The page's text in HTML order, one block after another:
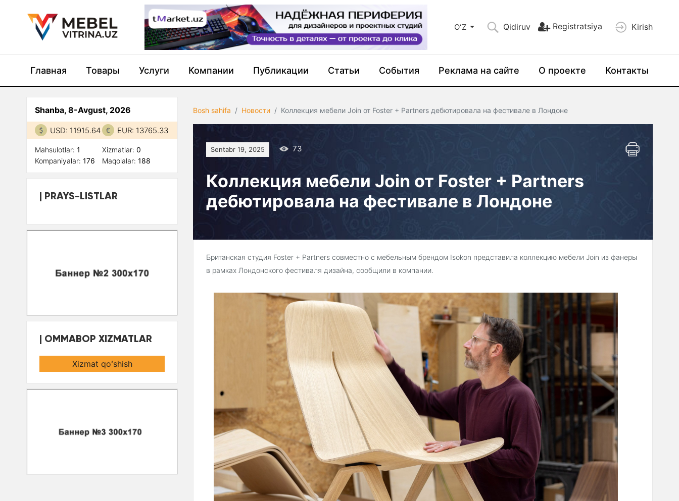
OʻZ Qidiruv Registratsiya Kirish
Главная Товары Услуги Компании Публикации Статьи События Реклама на сайте О проекте Контакты
Bosh sahifa Новости Коллекция мебели Join от Foster + Partners дебютировала на фестивале в Лондоне
Sentabr 19, 2025 73
Коллекция мебели Join от Foster + Partners
дебютировала на фестивале в Лондоне
Британская студия Foster + Partners совместно с мебельным брендом Isokon представила коллекцию мебели Join из фанеры
в рамках Лондонского фестиваля дизайна, сообщили в компании.
Shanba, 8-Avgust, 2026
USD: 11915.64 EUR: 13765.33
Mahsulotlar: 1
Kompaniyalar: 176
Xizmatlar:0
Maqolalar:188
PRAYS-LISTLAR
OMMABOP XIZMATLAR
Xizmat qoʻshish